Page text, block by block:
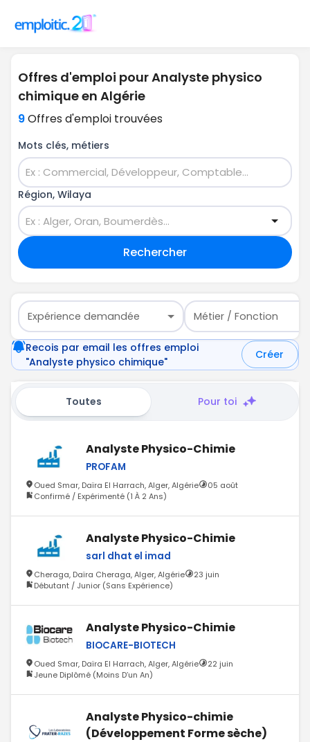
Offres d'emploi pour Analyste physico
chimique en Algérie
9Offres d'emploi trouvées
Mots clés, métiers
Région, Wilaya
Rechercher
Expérience demandée Métier / Fonction
Recois par email les offres emploi
"Analyste physico chimique"
Créer
Toutes Pour toi
Analyste Physico-Chimie
PROFAM
Oued Smar, Daïra El Harrach, Alger, Algérie
05 août
Confirmé / Expérimenté (1 À 2 Ans)
Analyste Physico-Chimie
sarl dhat el imad
Cheraga, Daïra Cheraga, Alger, Algérie
23 juin
Débutant / Junior (Sans Expérience)
Analyste Physico-Chimie
BIOCARE-BIOTECH
Oued Smar, Daïra El Harrach, Alger, Algérie
22 juin
Jeune Diplômé (Moins D’un An)
Analyste Physico-chimie
(Développement Forme sèche)